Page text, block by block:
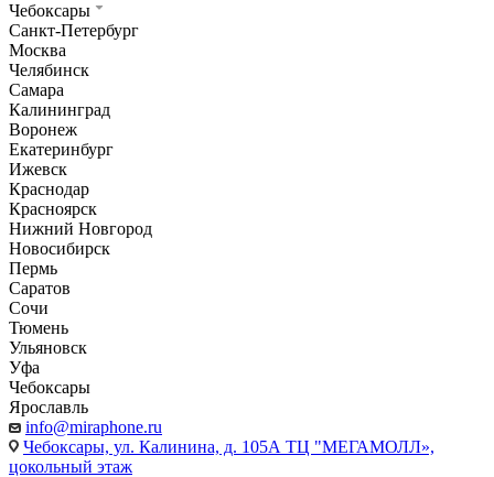
Чебоксары
Санкт-Петербург
Москва
Челябинск
Самара
Калининград
Воронеж
Екатеринбург
Ижевск
Краснодар
Красноярск
Нижний Новгород
Новосибирск
Пермь
Саратов
Сочи
Тюмень
Ульяновск
Уфа
Чебоксары
Ярославль
info@miraphone.ru
Чебоксары, ул. Калинина, д. 105А ТЦ "МЕГАМОЛЛ»,
цокольный этаж